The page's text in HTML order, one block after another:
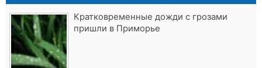
Кратковременные дожди с грозами
пришли в Приморье